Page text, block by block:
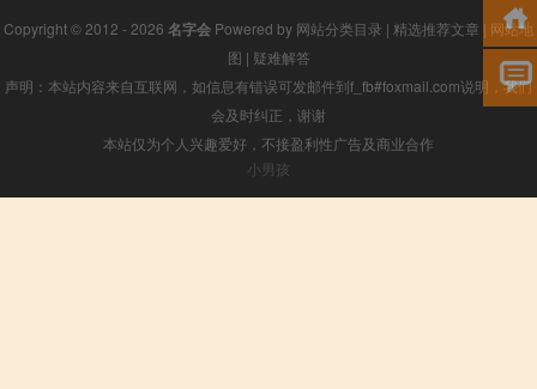
Copyright © 2012 - 2026 名字会 Powered by 网站分类目录 | 精选推荐文章 | 网站地
图 | 疑难解答
声明：本站内容来自互联网，如信息有错误可发邮件到f_fb#foxmail.com说明，我们
会及时纠正，谢谢
本站仅为个人兴趣爱好，不接盈利性广告及商业合作
小男孩